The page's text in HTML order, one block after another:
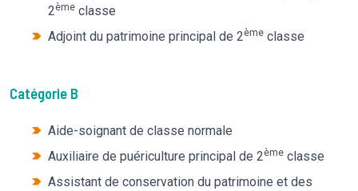
2ème classe
Adjoint du patrimoine principal de 2ème classe
Catégorie B
Aide-soignant de classe normale
Auxiliaire de puériculture principal de 2ème classe
Assistant de conservation du patrimoine et des